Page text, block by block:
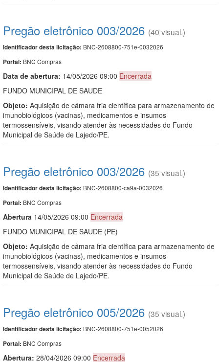
Pregão eletrônico 003/2026 (40 visual.)
Identificador desta licitação: BNC-2608800-751e-0032026
Portal: BNC Compras
Data de abertura: 14/05/2026 09:00 Encerrada
FUNDO MUNICIPAL DE SAUDE
Objeto: Aquisição de câmara fria científica para armazenamento de
imunobiológicos (vacinas), medicamentos e insumos
termossensíveis, visando atender às necessidades do Fundo
Municipal de Saúde de Lajedo/PE.
Pregão eletrônico 003/2026 (35 visual.)
Identificador desta licitação: BNC-2608800-ca9a-0032026
Portal: BNC Compras
Abertura 14/05/2026 09:00 Encerrada
FUNDO MUNICIPAL DE SAUDE (PE)
Objeto: Aquisição de câmara fria científica para armazenamento de
imunobiológicos (vacinas), medicamentos e insumos
termossensíveis, visando atender às necessidades do Fundo
Municipal de Saúde de Lajedo/PE.
Pregão eletrônico 005/2026 (35 visual.)
Identificador desta licitação: BNC-2608800-751e-0052026
Portal: BNC Compras
Abertura: 28/04/2026 09:00 Encerrada